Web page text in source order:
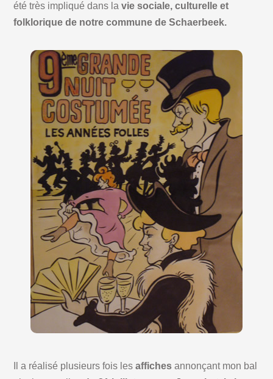
été très impliqué dans lavie sociale, culturelle et
folklorique de notre commune de Schaerbeek.
Il a réalisé plusieurs fois les affiches annonçant mon bal